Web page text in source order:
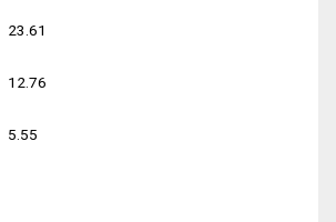
23.61
12.76
5.55